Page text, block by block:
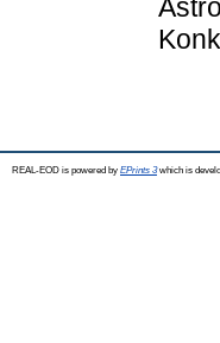
REAL-EOD is powered by EPrints 3which is